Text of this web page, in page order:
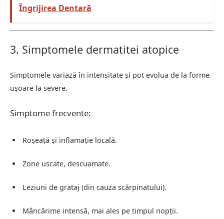
Îngrijirea Dentară
3. Simptomele dermatitei atopice
Simptomele variază în intensitate și pot evolua de la forme
ușoare la severe.
Simptome frecvente:
Roșeață și inflamație locală.
Zone uscate, descuamate.
Leziuni de grataj (din cauza scărpinatului).
Mâncărime intensă, mai ales pe timpul nopții.